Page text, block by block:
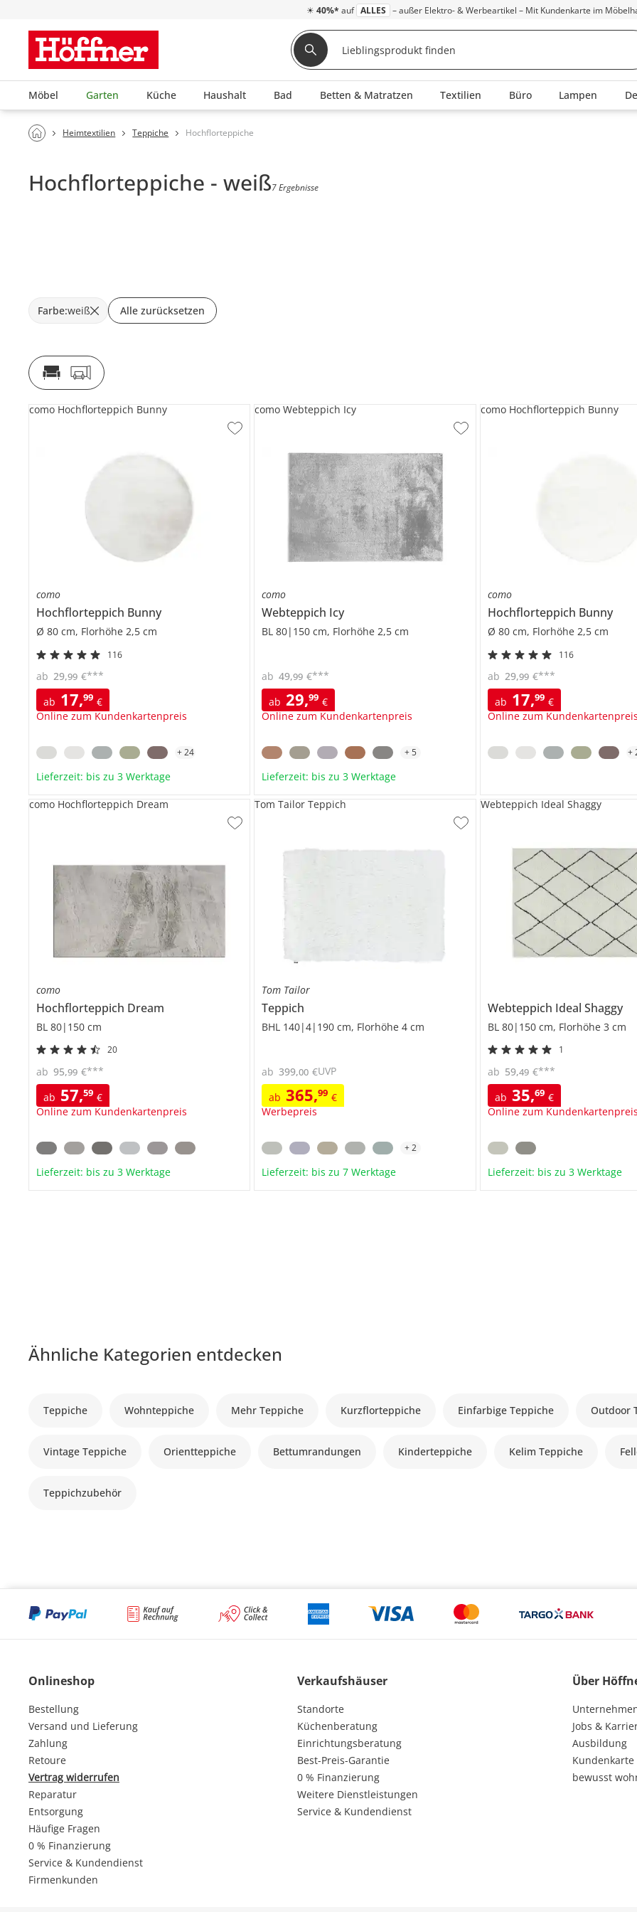
☀ 40%* auf ALLES – außer Elektro- & Werbeartikel – Mit Kundenkarte im
Möbel Garten Küche Haushalt Bad Betten & Matratzen Textilien Büro Lampen
Heimtextilien Teppiche Hochflorteppiche
Hochflorteppiche - weiß7 Ergebnisse
Farbe:weiß Alle zurücksetzen
como
Hochflorteppich Bunny
Ø 80 cm, Florhöhe 2,5 cm
116
ab 17,99 €
Online zum Kundenkartenpreis
ab 29,99 €***
como Hochflorteppich Bunny
+24
Lieferzeit: bis zu 3 Werktage
como
Webteppich Icy
BL 80|150 cm, Florhöhe 2,5 cm
ab 29,99 €
Online zum Kundenkartenpreis
ab 49,99 €***
como Webteppich Icy
+5
Lieferzeit: bis zu 3 Werktage
como
Hochflorteppich Bunny
Ø 80 cm, Florhöhe 2,5 cm
116
ab 17,99 €
Online zum
ab 29,99 €***
como Hochflorteppich Bunny
+
como
Hochflorteppich Dream
BL 80|150 cm
20
ab 57,59 €
Online zum Kundenkartenpreis
ab 95,99 €***
como Hochflorteppich Dream
Lieferzeit: bis zu 3 Werktage
Tom Tailor
Teppich
BHL 140|4|190 cm, Florhöhe 4 cm
ab 365,99 €
Werbepreis
ab 399,00 €UVP
Tom Tailor Teppich
+2
Lieferzeit: bis zu 7 Werktage
Webteppich Ideal Shaggy
BL 80|150 cm, Florhöhe 3 cm
1
ab 35,69 €
Online zum
ab 59,49 €***
Webteppich Ideal Shaggy
Lieferzeit: bis zu 3 Werktage
Ähnliche Kategorien entdecken
Teppiche Wohnteppiche Mehr Teppiche Kurzflorteppiche Einfarbige Teppiche Outdoor
Vintage Teppiche Orientteppiche Bettumrandungen Kinderteppiche Kelim Teppiche
Teppichzubehör
Onlineshop
Bestellung
Versand und Lieferung
Zahlung
Retoure
Vertrag widerrufen
Reparatur
Entsorgung
Häufige Fragen
0 % Finanzierung
Service & Kundendienst
Firmenkunden
Verkaufshäuser
Standorte
Küchenberatung
Einrichtungsberatung
Best-Preis-Garantie
0 % Finanzierung
Weitere Dienstleistungen
Service & Kundendienst
Über
Jobs &
Ausbildung
Kundenkarte
bewusst